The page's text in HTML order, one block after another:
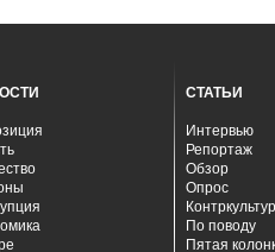
СТАТЬИ
Интервью
Репортаж
Обзор
Опрос
По поводу
Пятая